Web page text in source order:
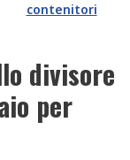
contenitori
divisore
per